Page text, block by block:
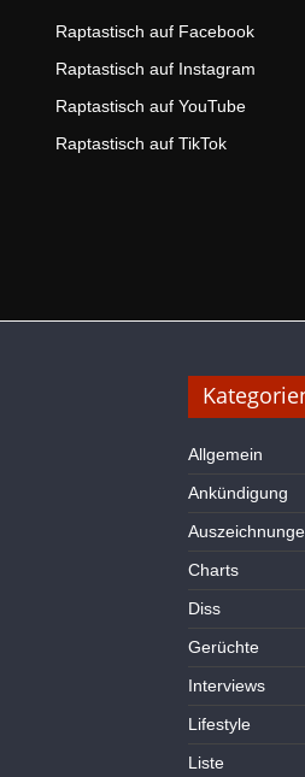
Raptastisch auf Facebook
Raptastisch auf Instagram
Raptastisch auf YouTube
Raptastisch auf TikTok
Allgemein
Ankündigung
Charts
Diss
Gerüchte
Interviews
Lifestyle
Liste